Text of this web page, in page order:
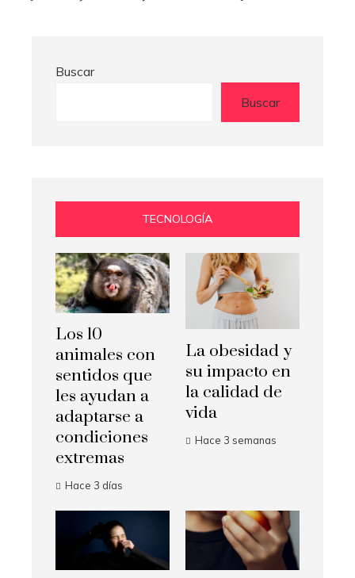
Buscar
Buscar
TECNOLOGÍA
Los 10
animales con
sentidos que
les ayudan a
adaptarse a
condiciones
extremas
Hace 3 días
La obesidad y
su impacto en
la calidad de
vida
Hace 3 semanas